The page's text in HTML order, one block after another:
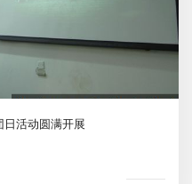
活动圆满开展